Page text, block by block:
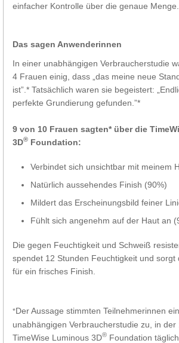
einfacher Kontrolle über die genaue Menge.
Das sagen Anwenderinnen
In einer unabhängigen Verbraucherstudie
4 Frauen einig, dass „das meine neue
ist”.* Tatsächlich waren sie begeistert:
perfekte Grundierung gefunden.”*
9 von 10 Frauen sagten* über die
3D® Foundation:
Verbindet sich unsichtbar mit meinem
Natürlich aussehendes Finish (90%)
Mildert das Erscheinungsbild feiner
Fühlt sich angenehm auf der Haut an
Die gegen Feuchtigkeit und Schweiß
spendet 12 Stunden Feuchtigkeit und sorgt
für ein frisches Finish.
*Der Aussage stimmten Teilnehmerinnen
unabhängigen Verbraucherstudie zu, in der
TimeWise Luminous 3D® Foundation